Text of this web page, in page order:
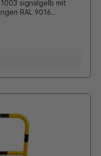
RAL 9016
möglich!!!